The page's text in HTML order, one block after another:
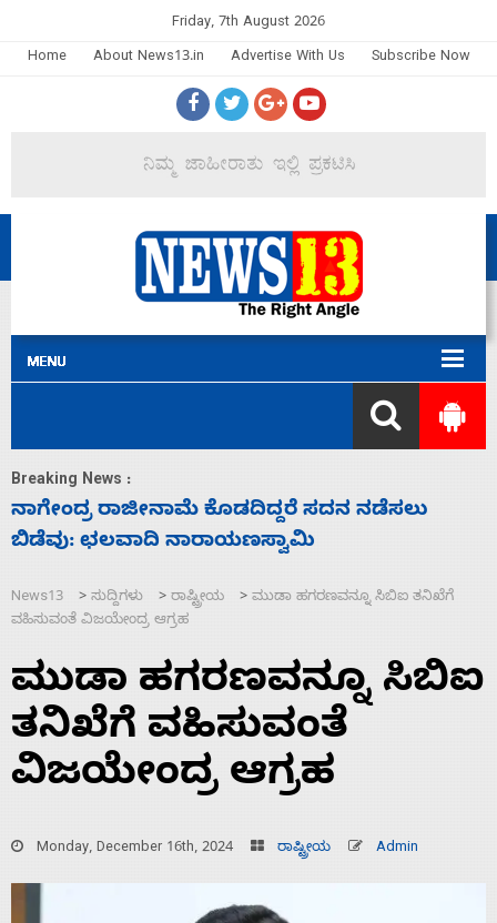
Friday, 7th August 2026
Home
About News13.in Advertise With Us Subscribe Now
Breaking News :
ಸಚಿವ ಸಂಪುಟ ವಿಸ್ತರಣೆ ಮಾಡಿದ್ದು ಹಣಬಲ ಮತ್ತು
ಹೈಕಮಾಂಡ್ ರಾಜಕಾರಣಕ್ಕೆ: ವಿಜಯೇಂದ್ರ
News13 > ಸುದ್ದಿಗಳು > ರಾಷ್ಟ್ರೀಯ > ಮುಡಾ ಹಗರಣವನ್ನೂ ಸಿಬಿಐ ತನಿಖೆಗೆ
ವಹಿಸುವಂತೆ ವಿಜಯೇಂದ್ರ ಆಗ್ರಹ
ಮುಡಾ ಹಗರಣವನ್ನೂ ಸಿಬಿಐ
ತನಿಖೆಗೆ ವಹಿಸುವಂತೆ
ವಿಜಯೇಂದ್ರ ಆಗ್ರಹ
Monday, December 16th, 2024 ರಾಷ್ಟ್ರೀಯ Admin